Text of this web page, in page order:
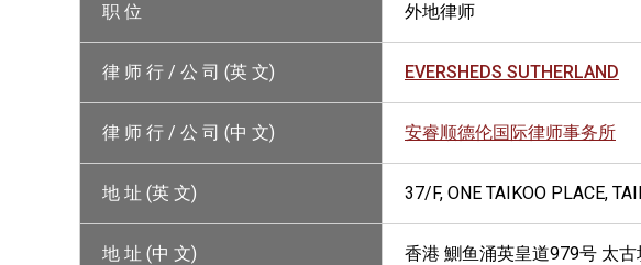
职 位 外地律师
律 师 行 / 公 司 (英 文) EVERSHEDS SUTHERLAND
律 师 行 / 公 司 (中 文) 安睿顺德伦国际律师事务所
地 址 (英 文) 37/F, ONE TAIKOO PLACE,
地 址 (中 文) 香港 鰂鱼涌英皇道979号 太